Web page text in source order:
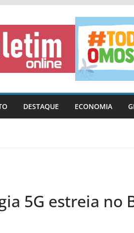
DESTAQUE ECONOMIA
5G estreia no